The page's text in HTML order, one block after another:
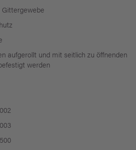
aufgerollt und mit seitlich zu öffnenden
werden